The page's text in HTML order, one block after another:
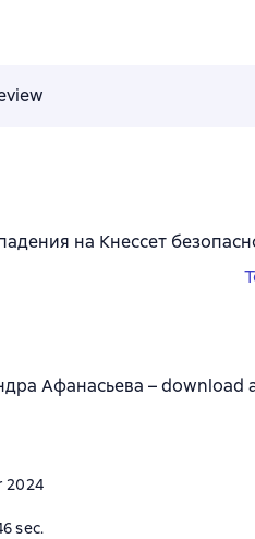
на Кнессет
Афанасьева – download
2024
sec.